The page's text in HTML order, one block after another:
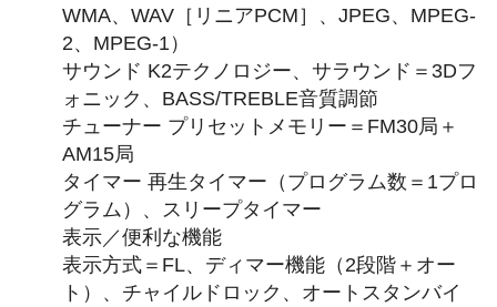
WMA、WAV［リニアPCM］、JPEG、MPEG-
2、MPEG-1）
サウンド K2テクノロジー、サラウンド＝3Dフ
ォニック、BASS/TREBLE音質調節
チューナー プリセットメモリー＝FM30局＋
AM15局
タイマー 再生タイマー（プログラム数＝1プロ
グラム）、スリープタイマー
表示／便利な機能
表示方式＝FL、ディマー機能（2段階＋オー
ト）、チャイルドロック、オートスタンバイ